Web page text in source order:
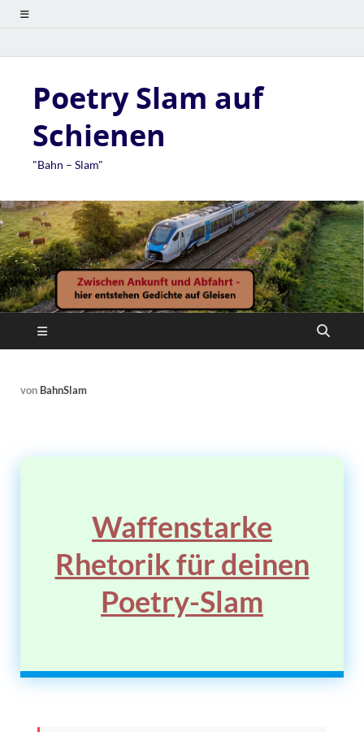
Poetry Slam auf
Schienen
"Bahn – Slam"
von BahnSlam
Waffenstarke
Rhetorik für deinen
Poetry-Slam